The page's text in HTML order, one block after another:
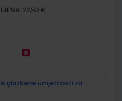
22,50 €
glazbene umjetnosti za